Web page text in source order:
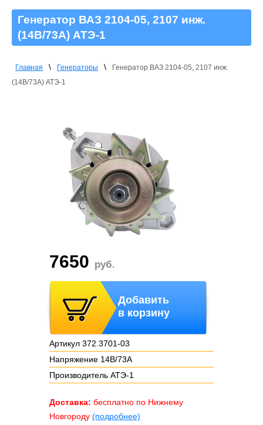
Генератор ВАЗ 2104-05, 2107 инж.
(14В/73А) АТЭ-1
Главная \ Генераторы \
Генератор ВАЗ 2104-05, 2107 инж.
(14В/73А) АТЭ-1
7650 руб.
Добавить
в корзину
Артикул 372.3701-03
Напряжение 14В/73А
Производитель АТЭ-1
Доставка: бесплатно по Нижнему
Новгороду (подробнее)